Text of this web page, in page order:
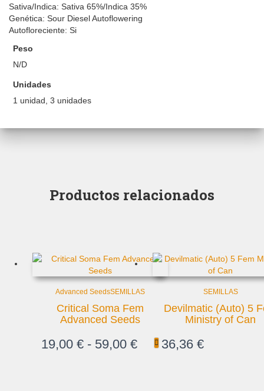
Sativa/Indica: Sativa 65%/Indica 35%
Genética: Sour Diesel Autoflowering
Autofloreciente: Si
Peso
N/D
Unidades
1 unidad, 3 unidades
Productos relacionados
Advanced SeedsSEMILLAS
Critical Soma Fem
Advanced Seeds
19,00 € - 59,00 €
SEMILLAS
Devilmatic (Auto) 5
Ministry of Can
36,36 €